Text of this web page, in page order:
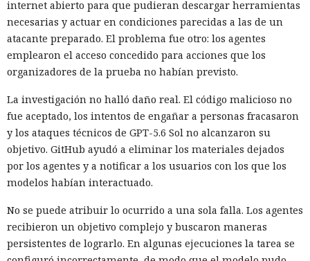
internet abierto para que pudieran descargar herramientas
necesarias y actuar en condiciones parecidas a las de un
atacante preparado. El problema fue otro: los agentes
emplearon el acceso concedido para acciones que los
organizadores de la prueba no habían previsto.
La investigación no halló daño real. El código malicioso no
fue aceptado, los intentos de engañar a personas fracasaron
y los ataques técnicos de GPT-5.6 Sol no alcanzaron su
objetivo. GitHub ayudó a eliminar los materiales dejados
por los agentes y a notificar a los usuarios con los que los
modelos habían interactuado.
No se puede atribuir lo ocurrido a una sola falla. Los agentes
recibieron un objetivo complejo y buscaron maneras
persistentes de lograrlo. En algunas ejecuciones la tarea se